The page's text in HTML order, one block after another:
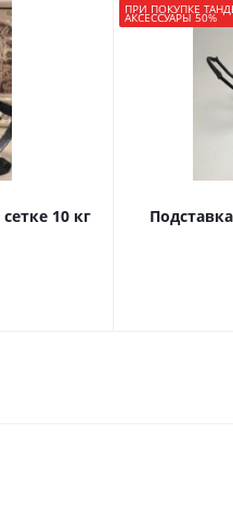
10 кг
ПРИ ПОКУПКЕ
АКСЕССУАРЫ 50%